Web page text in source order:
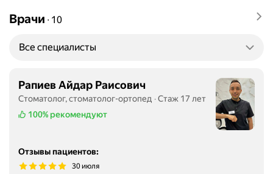
Врачи ∙ 10
Все специалисты
Рапиев Айдар Раисович
Стоматолог, стоматолог-ортопед
Стаж 17 лет
100% рекомендуют
Отзывы пациентов:
30 июля